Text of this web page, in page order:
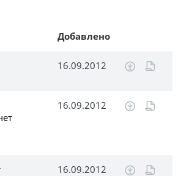
Добавлено
16.09.2012
16.09.2012
16.09.2012